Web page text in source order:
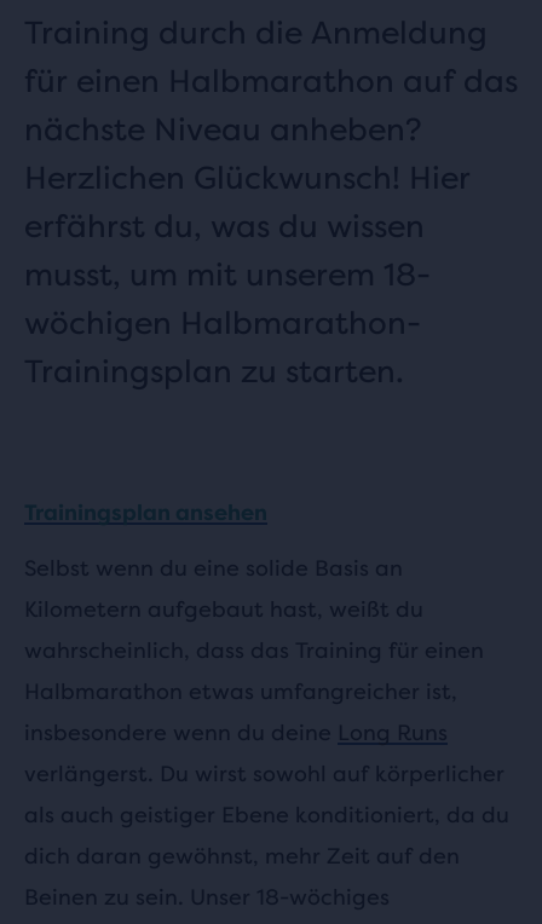
Training durch die Anmeldung
für einen Halbmarathon auf das
nächste Niveau anheben?
Herzlichen Glückwunsch! Hier
erfährst du, was du wissen
musst, um mit unserem 18-
wöchigen Halbmarathon-
Trainingsplan zu starten.
Trainingsplan ansehen
Selbst wenn du eine solide Basis an
Kilometern aufgebaut hast, weißt du
wahrscheinlich, dass das Training für einen
Halbmarathon etwas umfangreicher ist,
insbesondere wenn du deine Long Runs
verlängerst. Du wirst sowohl auf körperlicher
als auch geistiger Ebene konditioniert, da du
dich daran gewöhnst, mehr Zeit auf den
Beinen zu sein. Unser 18-wöchiges